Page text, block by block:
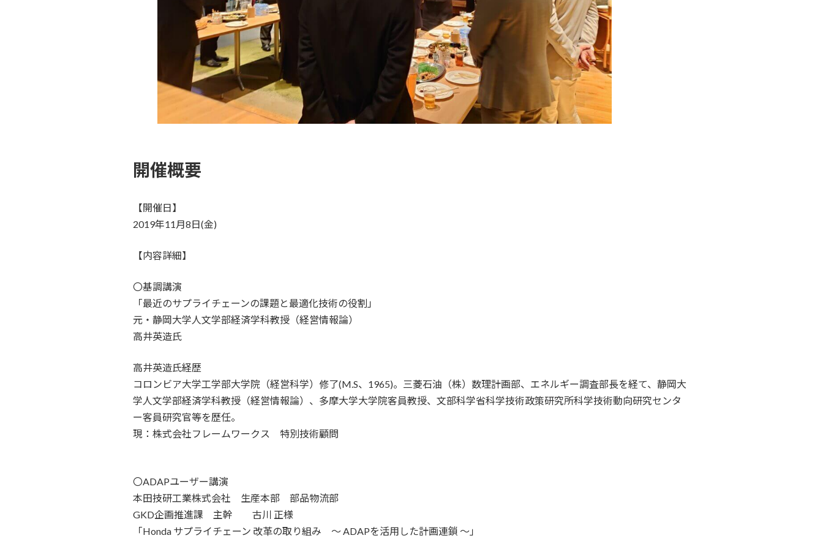
開催概要
【開催日】
2019年11月8日(金)
【内容詳細】
〇基調講演
「最近のサプライチェーンの課題と最適化技術の役割」
元・静岡大学人文学部経済学科教授（経営情報論）
高井英造氏
高井英造氏経歴
コロンビア大学工学部大学院（経営科学）修了(M.S、1965)。三菱石油（株）数理計画部、エネルギー調査部長を経て、静岡大
学人文学部経済学科教授（経営情報論）、多摩大学大学院客員教授、文部科学省科学技術政策研究所科学技術動向研究センタ
ー客員研究官等を歴任。
現：株式会社フレームワークス 特別技術顧問
〇ADAPユーザー講演
本田技研工業株式会社 生産本部 部品物流部
GKD企画推進課 主幹 古川 正様
「Honda サプライチェーン 改革の取り組み ～ ADAPを活用した計画連鎖 ～」